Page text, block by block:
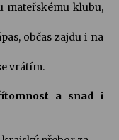
mateřskému klubu,
občas zajdu i na
vrátím.
a snad i